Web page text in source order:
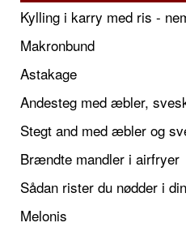
Kylling i karry med ris -
Makronbund
Astakage
Stegt and med æbler og
Brændte mandler i airfryer
Sådan rister du nødder i
Melonis